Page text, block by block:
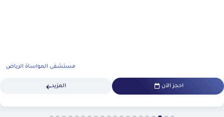
مستشفى المواساة الرياض
احجز الآن المزيد